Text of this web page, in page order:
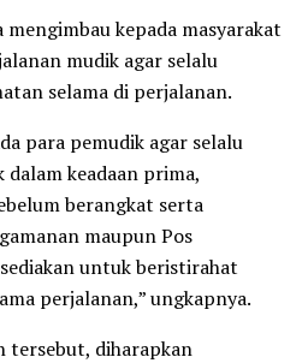
kepada masyarakat
mudik agar selalu
selama di perjalanan.
para pemudik agar selalu
keadaan prima,
berangkat serta
maupun Pos
untuk beristirahat
perjalanan,” ungkapnya.
tersebut, diharapkan